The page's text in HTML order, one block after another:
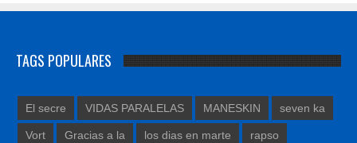
TAGS POPULARES
El secre VIDAS PARALELAS MANESKIN seven ka
Vort Gracias a la los dias en marte rapso